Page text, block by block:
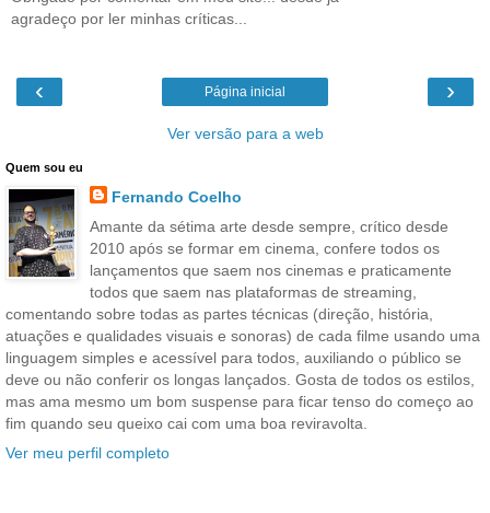
agradeço por ler minhas críticas...
‹ ›
Página inicial
Ver versão para a web
Quem sou eu
Fernando Coelho
Amante da sétima arte desde sempre, crítico desde
2010 após se formar em cinema, confere todos os
lançamentos que saem nos cinemas e praticamente
todos que saem nas plataformas de streaming,
comentando sobre todas as partes técnicas (direção, história,
atuações e qualidades visuais e sonoras) de cada filme usando uma
linguagem simples e acessível para todos, auxiliando o público se
deve ou não conferir os longas lançados. Gosta de todos os estilos,
mas ama mesmo um bom suspense para ficar tenso do começo ao
fim quando seu queixo cai com uma boa reviravolta.
Ver meu perfil completo